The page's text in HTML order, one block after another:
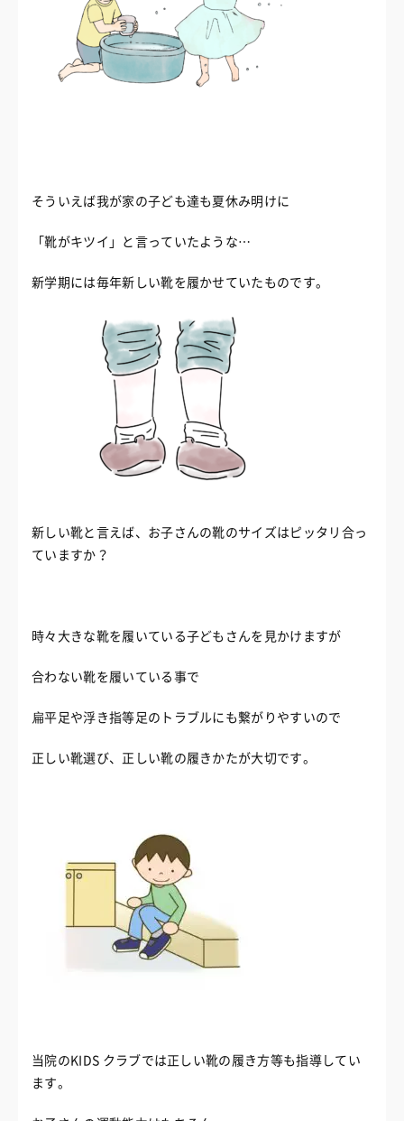
そういえば我が家の子ども達も夏休み明けに
「靴がキツイ」と言っていたような…
新学期には毎年新しい靴を履かせていたものです。
新しい靴と言えば、お子さんの靴のサイズはピッタリ合っ
ていますか？
時々大きな靴を履いている子どもさんを見かけますが
合わない靴を履いている事で
扁平足や浮き指等足のトラブルにも繋がりやすいので
正しい靴選び、正しい靴の履きかたが大切です。
当院のKIDS クラブでは正しい靴の履き方等も指導してい
ます。